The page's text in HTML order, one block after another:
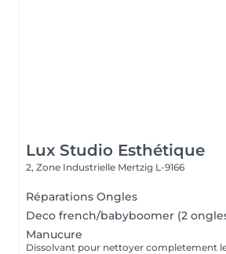
Lux Studio Esthétique
2, Zone Industrielle Mertzig L-9166
Réparations Ongles
Deco french/babyboomer (2
Manucure